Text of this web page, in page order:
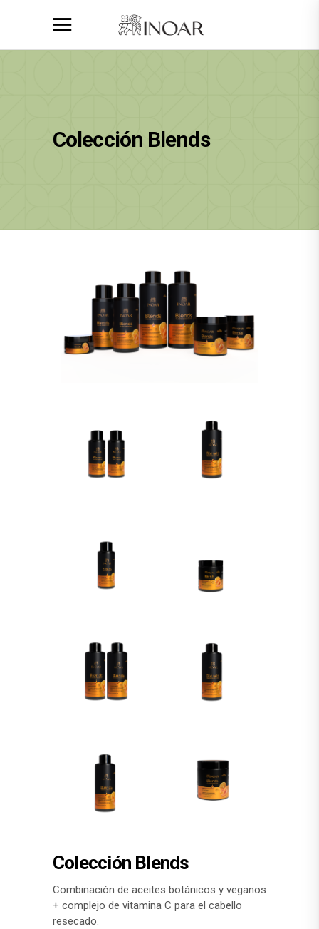
Colección Blends
Colección Blends
Combinación de aceites botánicos y veganos
+ complejo de vitamina C para el cabello
resecado.